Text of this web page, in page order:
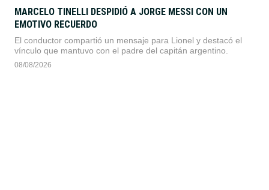
MARCELO TINELLI DESPIDIÓ A JORGE MESSI CON UN
EMOTIVO RECUERDO
El conductor compartió un mensaje para Lionel y destacó el
vínculo que mantuvo con el padre del capitán argentino.
08/08/2026